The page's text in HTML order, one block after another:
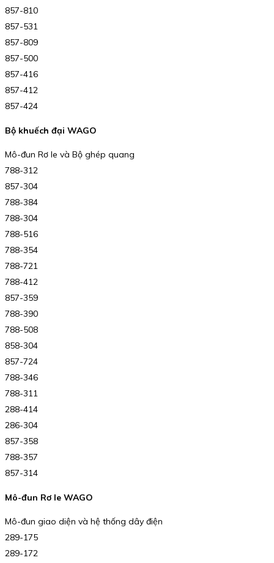
857-810
857-531
857-809
857-500
857-416
857-412
857-424
Bộ khuếch đại WAGO
Mô-đun Rơ le và Bộ ghép quang
788-312
857-304
788-384
788-304
788-516
788-354
788-721
788-412
857-359
788-390
788-508
858-304
857-724
788-346
788-311
288-414
286-304
857-358
788-357
857-314
Mô-đun Rơ le WAGO
Mô-đun giao diện và hệ thống dây điện
289-175
289-172